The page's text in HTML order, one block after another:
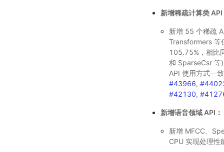
新增稀疏计算类 API
新增 55 个稀疏
Transformers 等
105.75%，相比
和 SparseCsr 等
API 使用方式一
#43966,
#42130,
新增语音领域 API：
新增 MFCC、
CPU 实现处理性